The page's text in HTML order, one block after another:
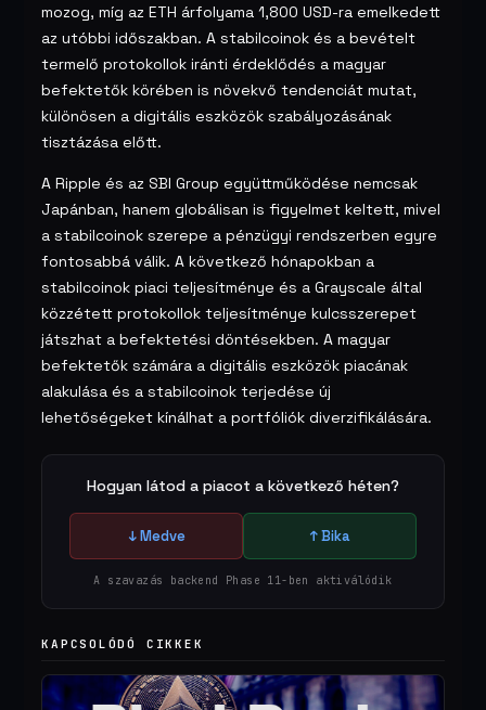
mozog, míg az ETH árfolyama 1,800 USD-ra emelkedett
az utóbbi időszakban. A stabilcoinok és a bevételt
termelő protokollok iránti érdeklődés a magyar
befektetők körében is növekvő tendenciát mutat,
különösen a digitális eszközök szabályozásának
tisztázása előtt.
A Ripple és az SBI Group együttműködése nemcsak
Japánban, hanem globálisan is figyelmet keltett, mivel
a stabilcoinok szerepe a pénzügyi rendszerben egyre
fontosabbá válik. A következő hónapokban a
stabilcoinok piaci teljesítménye és a Grayscale által
közzétett protokollok teljesítménye kulcsszerepet
játszhat a befektetési döntésekben. A magyar
befektetők számára a digitális eszközök piacának
alakulása és a stabilcoinok terjedése új
lehetőségeket kínálhat a portfóliók diverzifikálására.
Hogyan látod a piacot a következő héten?
↓ Medve ↑ Bika
A szavazás backend Phase 11-ben aktiválódik
KAPCSOLÓDÓ CIKKEK